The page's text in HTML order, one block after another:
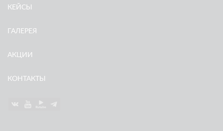
КЕЙСЫ
ГАЛЕРЕЯ
АКЦИИ
КОНТАКТЫ